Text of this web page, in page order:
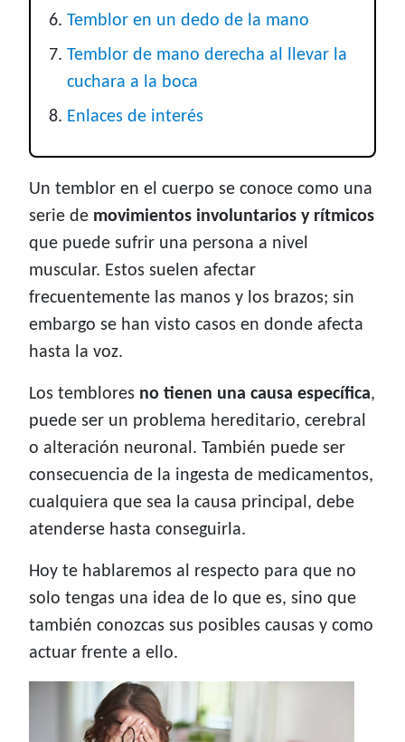
Temblor en un dedo de la mano
Temblor de mano derecha al llevar la
cuchara a la boca
Enlaces de interés
Un temblor en el cuerpo se conoce como una
serie de movimientos involuntarios y rítmicos
que puede sufrir una persona a nivel
muscular. Estos suelen afectar
frecuentemente las manos y los brazos; sin
embargo se han visto casos en donde afecta
hasta la voz.
Los temblores no tienen una causa específica,
puede ser un problema hereditario, cerebral
o alteración neuronal. También puede ser
consecuencia de la ingesta de medicamentos,
cualquiera que sea la causa principal, debe
atenderse hasta conseguirla.
Hoy te hablaremos al respecto para que no
solo tengas una idea de lo que es, sino que
también conozcas sus posibles causas y como
actuar frente a ello.